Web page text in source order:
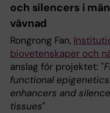
och silencers i
vävnad
Rongrong Fan, I
biovetenskaper och
anslag för projektet: "
functional
enhancers and
tissues"